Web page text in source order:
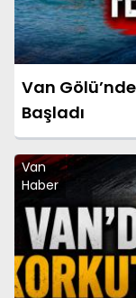
Van
Başladı
Van
Haber